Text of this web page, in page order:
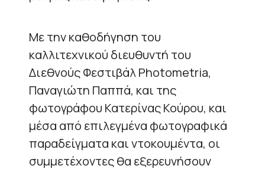
Με την καθοδήγηση του
καλλιτεχνικού διευθυντή του
Διεθνούς Φεστιβάλ Photometria,
Παναγιώτη Παππά, και της
φωτογράφου Κατερίνας Κούρου, και
μέσα από επιλεγμένα φωτογραφικά
παραδείγματα και ντοκουμέντα, οι
συμμετέχοντες θα εξερευνήσουν